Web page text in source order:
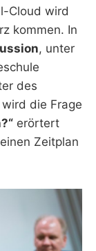
Cloud wird
kommen. In
, unter
des
die Frage
erörtert
Zeitplan